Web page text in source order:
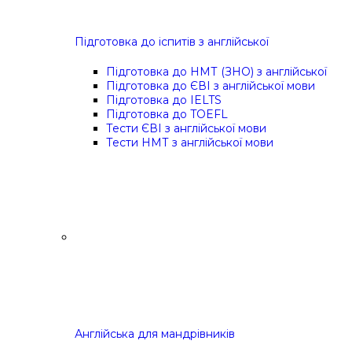
Підготовка до іспитів з англійської
Підготовка до НМТ (ЗНО) з англійської
Підготовка до ЄВІ з англійської мови
Підготовка до IELTS
Підготовка до TOEFL
Тести ЄВІ з англійської мови
Тести НМТ з англійської мови
Англійська для мандрівників